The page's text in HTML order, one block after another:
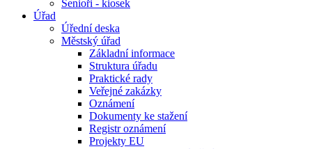
Senioři - kiosek
Úřad
Úřední deska
Městský úřad
Základní informace
Struktura úřadu
Praktické rady
Veřejné zakázky
Oznámení
Dokumenty ke stažení
Registr oznámení
Projekty EU